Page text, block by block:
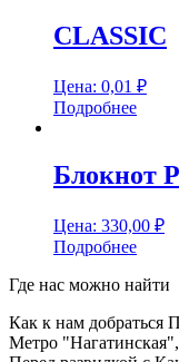
CLASSIC
Цена: 0,01 ₽
Подробнее
Блокнот
Цена: 330,00 ₽
Подробнее
Где нас можно найти
Как к нам добраться
Метро